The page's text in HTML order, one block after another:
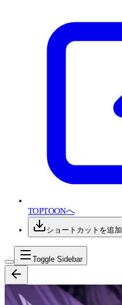
TOPTOONへ
ショートカットを追加
Toggle Sidebar